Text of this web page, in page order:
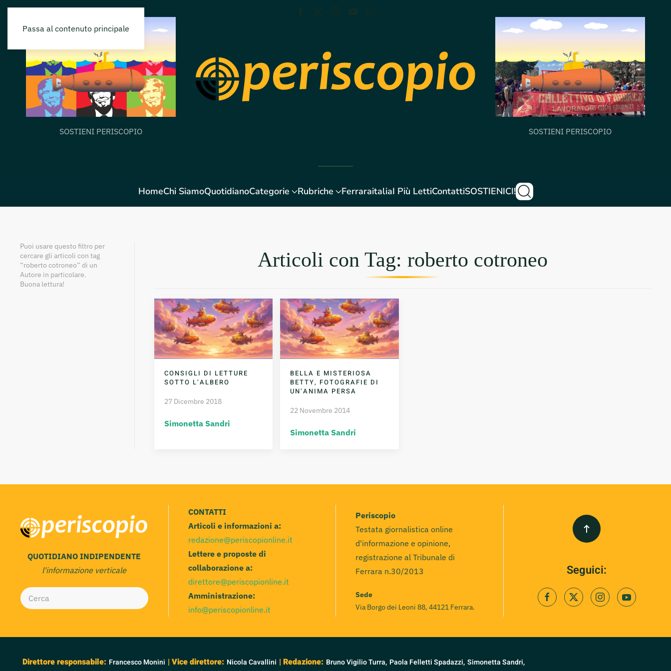
Passa al contenuto principale
SOSTIENI PERISCOPIO SOSTIENI PERISCOPIO
HomeChi SiamoQuotidianoCategorie Rubriche FerraraitaliaI Più LettiContattiSOSTIENICI!
Puoi usare questo filtro per
cercare gli articoli con tag
“roberto cotroneo” di un
Autore in particolare.
Buona lettura!
Articoli con Tag: roberto cotroneo
CONSIGLI DI LETTURE
SOTTO L’ALBERO
27 Dicembre 2018
Simonetta Sandri
BELLA E MISTERIOSA
BETTY, FOTOGRAFIE DI
UN’ANIMA PERSA
22 Novembre 2014
Simonetta Sandri
QUOTIDIANO INDIPENDENTE
l'informazione verticale
CONTATTI
Articoli e informazioni a:
redazione@periscopionline.it
Lettere e proposte di
collaborazione a:
direttore@periscopionline.it
Amministrazione:
info@periscopionline.it
Periscopio
Testata giornalistica online
d'informazione e opinione,
registrazione al Tribunale di
Ferrara n.30/2013
Sede
Via Borgo dei Leoni 88, 44121 Ferrara.
Seguici:
Direttore responsabile: Francesco Monini | Vice direttore: Nicola Cavallini | Redazione: Bruno Vigilio Turra, Paola Felletti Spadazzi, Simonetta Sandri,